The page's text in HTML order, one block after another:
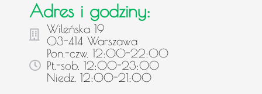
Adres i godziny:
Wileńska 19
03-414 Warszawa
Pon.-czw. 12:00-22:00
Pt.-sob. 12:00-23:00
Niedz. 12:00-21:00